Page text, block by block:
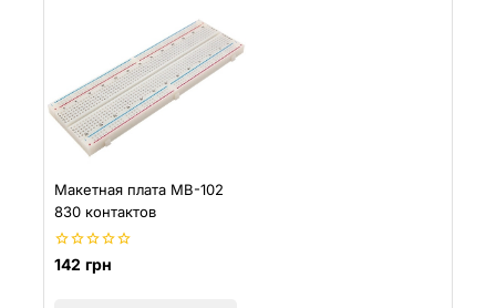
Макетная плата MB-102
830 контактов
0
142 грн